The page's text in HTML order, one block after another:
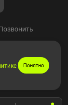
Понятно